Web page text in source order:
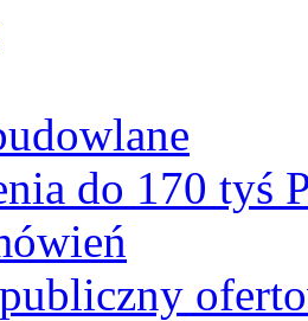
do 170 tyś